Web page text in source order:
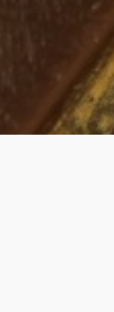
Versandarten